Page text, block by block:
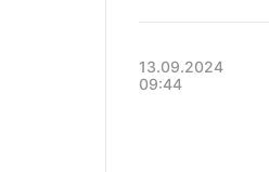
13.09.2024
09:44